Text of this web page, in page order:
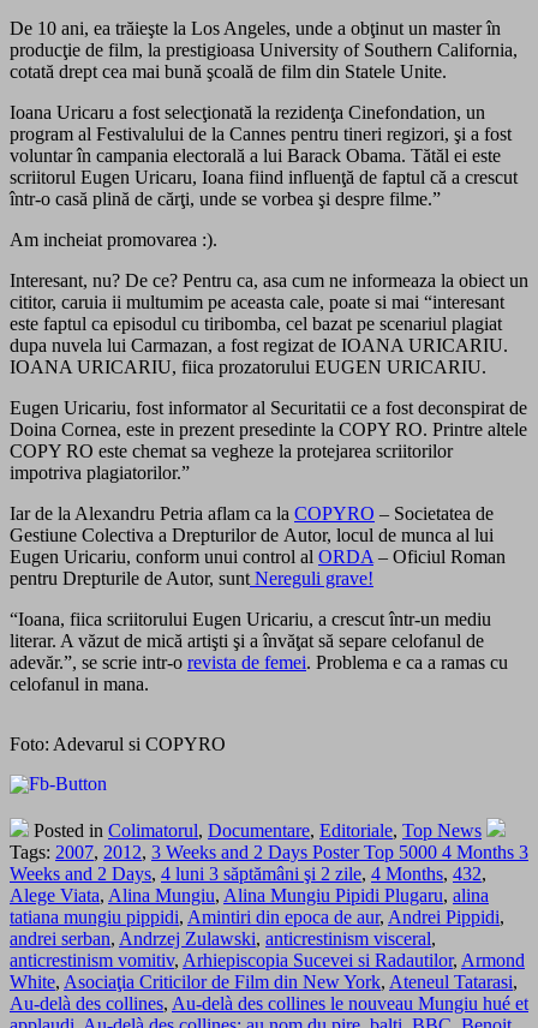
De 10 ani, ea trăieşte la Los Angeles, unde a obţinut un master în
producţie de film, la prestigioasa University of Southern California,
cotată drept cea mai bună şcoală de film din Statele Unite.
Ioana Uricaru a fost selecţionată la rezidenţa Cinefondation, un
program al Festivalului de la Cannes pentru tineri regizori, şi a fost
voluntar în campania electorală a lui Barack Obama. Tătăl ei este
scriitorul Eugen Uricaru, Ioana fiind influenţă de faptul că a crescut
într-o casă plină de cărţi, unde se vorbea şi despre filme.”
Am incheiat promovarea :).
Interesant, nu? De ce? Pentru ca, asa cum ne informeaza la obiect un
cititor, caruia ii multumim pe aceasta cale, poate si mai “interesant
este faptul ca episodul cu tiribomba, cel bazat pe scenariul plagiat
dupa nuvela lui Carmazan, a fost regizat de IOANA URICARIU.
IOANA URICARIU, fiica prozatorului EUGEN URICARIU.
Eugen Uricariu, fost informator al Securitatii ce a fost deconspirat de
Doina Cornea, este in prezent presedinte la COPY RO. Printre altele
COPY RO este chemat sa vegheze la protejarea scriitorilor
impotriva plagiatorilor.”
Iar de la Alexandru Petria aflam ca la COPYRO – Societatea de
Gestiune Colectiva a Drepturilor de Autor, locul de munca al lui
Eugen Uricariu, conform unui control al ORDA – Oficiul Roman
pentru Drepturile de Autor, sunt Nereguli grave!
“Ioana, fiica scriitorului Eugen Uricariu, a crescut într-un mediu
literar. A văzut de mică artişti şi a învăţat să separe celofanul de
adevăr.”, se scrie intr-o revista de femei. Problema e ca a ramas cu
celofanul in mana.
Foto: Adevarul si COPYRO
Posted in Colimatorul, Documentare, Editoriale, Top News
Tags: 2007, 2012, 3 Weeks and 2 Days Poster Top 5000 4 Months 3
Weeks and 2 Days, 4 luni 3 săptămâni şi 2 zile, 4 Months, 432,
Alege Viata, Alina Mungiu, Alina Mungiu Pipidi Plugaru, alina
tatiana mungiu pippidi, Amintiri din epoca de aur, Andrei Pippidi,
andrei serban, Andrzej Zulawski, anticrestinism visceral,
anticrestinism vomitiv, Arhiepiscopia Sucevei si Radautilor, Armond
White, Asociaţia Criticilor de Film din New York, Ateneul Tatarasi,
Au-delà des collines, Au-delà des collines le nouveau Mungiu hué et